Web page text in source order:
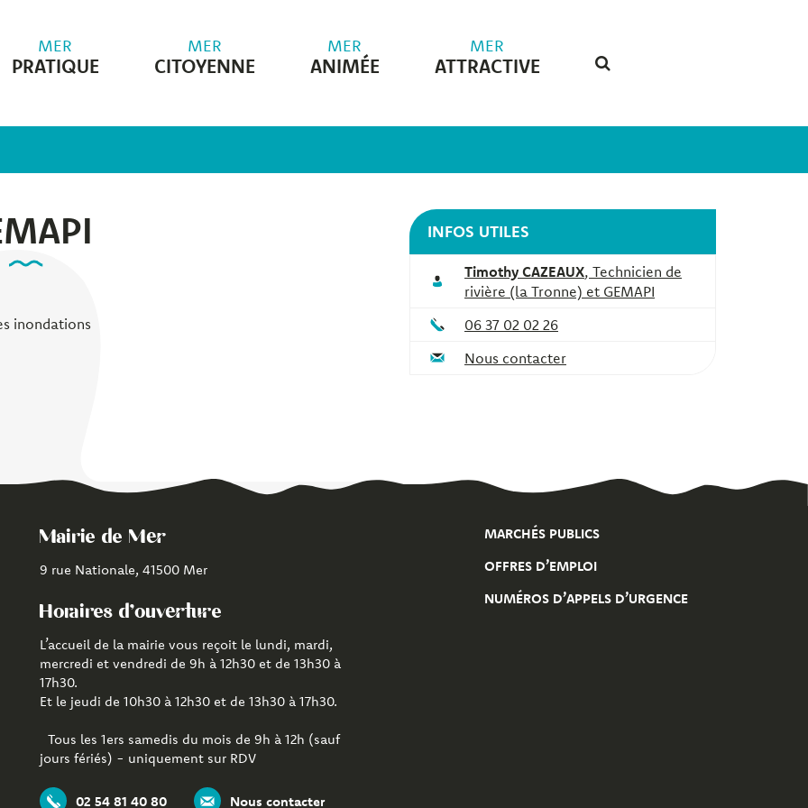
MER
PRATIQUE
MER
CITOYENNE
MER
ANIMÉE
MER
ATTRACTIVE
inondations
INFOS UTILES
Timothy CAZEAUX, Technicien de
rivière (la Tronne) et GEMAPI
06 37 02 02 26
Nous contacter
Mairie de Mer
9 rue Nationale, 41500 Mer
Horaires d'ouverture
L’accueil de la mairie vous reçoit le lundi, mardi,
mercredi et vendredi de 9h à 12h30 et de 13h30 à
17h30.
Et le jeudi de 10h30 à 12h30 et de 13h30 à 17h30.
Tous les 1ers samedis du mois de 9h à 12h (sauf
jours fériés) - uniquement sur RDV
02 54 81 40 80 Nous contacter
MARCHÉS PUBLICS
OFFRES D’EMPLOI
NUMÉROS D’APPELS D’URGENCE